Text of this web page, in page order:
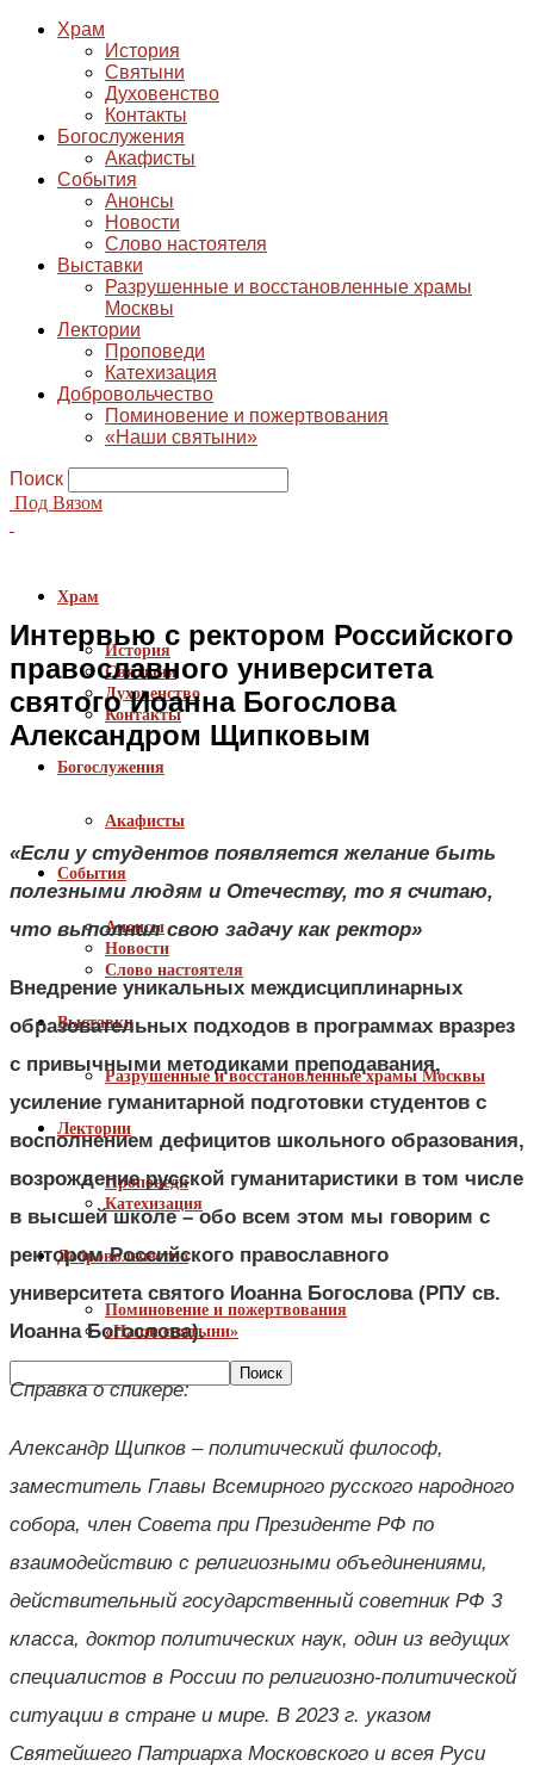
Храм
История
Святыни
Духовенство
Контакты
Богослужения
Акафисты
События
Анонсы
Новости
Слово настоятеля
Выставки
Разрушенные и восстановленные храмы
Москвы
Лектории
Проповеди
Катехизация
Добровольчество
Поминовение и пожертвования
«Наши святыни»
Поиск
Под Вязом
Храм
История
Святыни
Духовенство
Контакты
Богослужения
Акафисты
События
Анонсы
Новости
Слово настоятеля
Выставки
Разрушенные и восстановленные храмы Москвы
Лектории
Проповеди
Катехизация
Добровольчество
Поминовение и пожертвования
«Наши святыни»
Интервью с ректором Российского
православного университета
святого Иоанна Богослова
Александром Щипковым
«Если у студентов появляется желание быть
полезными людям и Отечеству, то я считаю,
что выполнил свою задачу как ректор»
Внедрение уникальных междисциплинарных
образовательных подходов в программах вразрез
с привычными методиками преподавания,
усиление гуманитарной подготовки студентов с
восполнением дефицитов школьного образования,
возрождение русской гуманитаристики в том числе
в высшей школе – обо всем этом мы говорим с
ректором Российского православного
университета святого Иоанна Богослова (РПУ св.
Иоанна Богослова).
Справка о спикере:
Александр Щипков – политический философ,
заместитель Главы Всемирного русского народного
собора, член Совета при Президенте РФ по
взаимодействию с религиозными объединениями,
действительный государственный советник РФ 3
класса, доктор политических наук, один из ведущих
специалистов в России по религиозно-политической
ситуации в стране и мире. В 2023 г. указом
Святейшего Патриарха Московского и всея Руси